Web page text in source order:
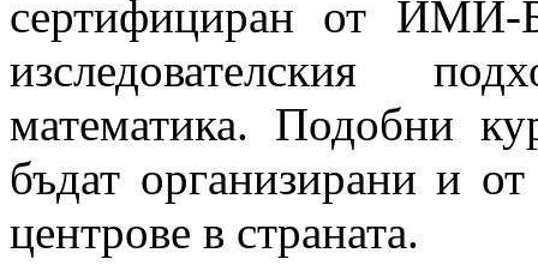
сертифициран от ИМИ-
изследователския
математика. Подобни
бъдат организирани и
центрове в страната.